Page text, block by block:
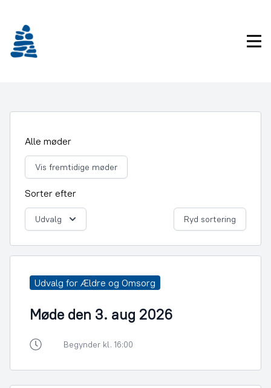
indhold
Alle møder
Vis fremtidige møder
Sorter efter
Udvalg Ryd sortering
Udvalg for Ældre og Omsorg
Møde den 3. aug 2026
Begynder kl. 16:00